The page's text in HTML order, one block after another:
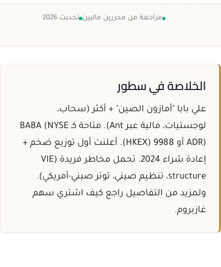
مراجعة من محررين ماليين تحديث 2026
الخلاصة في سطور
علي بابا "أمازون الصين" + أكثر (سحاب،
لوجستيات، مالية عبر Ant). متاحة كـ BABA (NYSE
ADR) أو 9988 (HKEX). أعلنت أول توزيع ضخم +
إعادة شراء 2024. تحمل مخاطر فريدة (VIE
structure، تنظيم صيني، توتر صيني-أمريكي).
ولمزيد من التفاصيل راجع كيف اشتري سهم
غازبروم.